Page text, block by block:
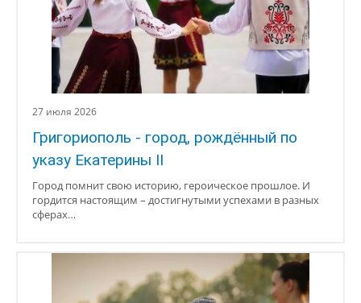
27 июля 2026
Григориополь - город, рождённый по
указу Екатерины II
Город помнит свою историю, героическое прошлое. И
гордится настоящим – достигнутыми успехами в разных
сферах…